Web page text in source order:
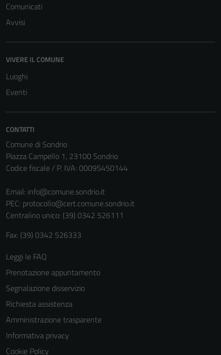
Comunicati
Avvisi
VIVERE IL COMUNE
Luoghi
Eventi
CONTATTI
Comune di Sondrio
Piazza Campello 1, 23100 Sondrio
Codice fiscale / P. IVA: 00095450144
Email: info@comune.sondrio.it
PEC: protocollo@cert.comune.sondrio.it
Centralino unico: (39) 0342 526111
Fax: (39) 0342 526333
Leggi le FAQ
Prenotazione appuntamento
Segnalazione disservizio
Richiesta assistenza
Amministrazione trasparente
Informativa privacy
Cookie Policy
Questi cookie
essere
personali.